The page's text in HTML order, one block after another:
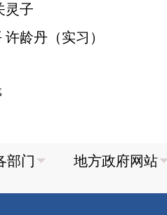
灵子
龄丹（实习）